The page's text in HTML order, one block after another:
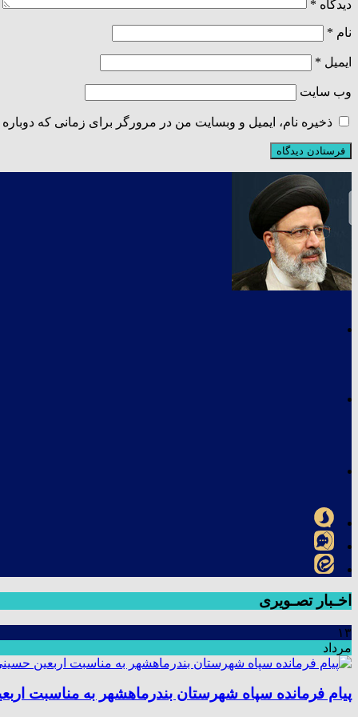
دیدگاه *
نام *
ایمیل *
وب‌ سایت
ذخیره نام، ایمیل و وبسایت من در مرورگر برای زمانی که
اخـبار تصـویری
۱۳
مرداد
پیام فرمانده سپاه شهرستان بندرماهشهر به مناسبت